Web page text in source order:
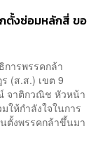
กตั้งซ่อมหลักสี่ ขอ
ารพรรคกล้า
(ส.ส.) เขต 9
จาติกวณิช หัวหน้า
ห้กำลังใจในการ
ตั้งพรรคกล้าขึ้นมา